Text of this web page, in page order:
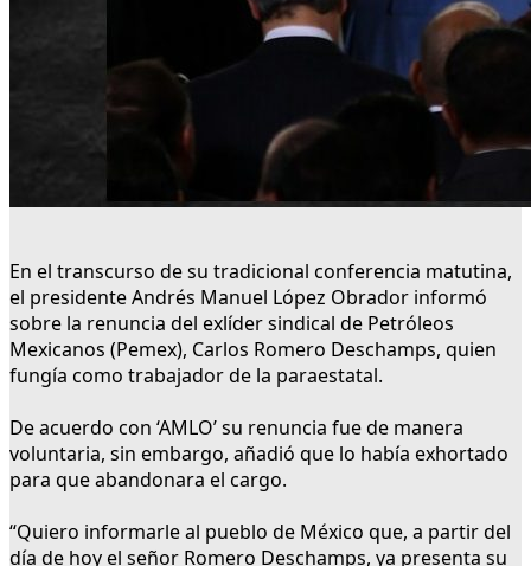
En el transcurso de su tradicional conferencia matutina,
el presidente Andrés Manuel López Obrador informó
sobre la renuncia del exlíder sindical de Petróleos
Mexicanos (Pemex), Carlos Romero Deschamps, quien
fungía como trabajador de la paraestatal.
De acuerdo con ‘AMLO’ su renuncia fue de manera
voluntaria, sin embargo, añadió que lo había exhortado
para que abandonara el cargo.
“Quiero informarle al pueblo de México que, a partir del
día de hoy el señor Romero Deschamps, ya presenta su